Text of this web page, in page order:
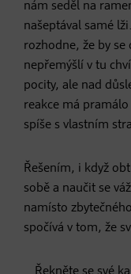
nám seděl na
našeptával samé
rozhodne, že by
nepřemýšlí v tu
pocity, ale nad
reakce má
spíše s vlastním
Řešením, i když
sobě a naučit se
namísto
spočívá v tom, že
Řekněte se své